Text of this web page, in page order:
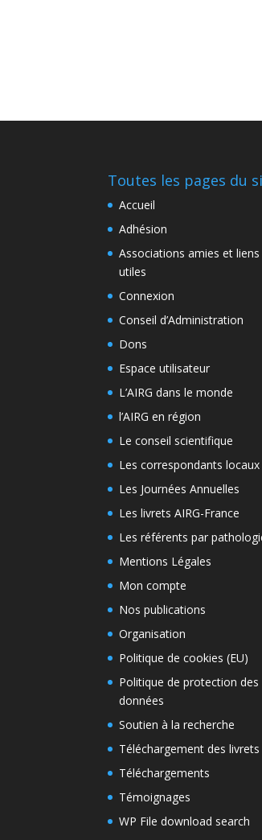
Toutes les pages du
Accueil
Adhésion
Associations amies et liens
utiles
Connexion
Conseil d’Administration
Dons
Espace utilisateur
L’AIRG dans le monde
l’AIRG en région
Le conseil scientifique
Les correspondants locaux
Les Journées Annuelles
Les livrets AIRG-France
Les référents par
Mentions Légales
Mon compte
Nos publications
Organisation
Politique de cookies (EU)
Politique de protection des
données
Soutien à la recherche
Téléchargement des livrets
Téléchargements
Témoignages
WP File download search